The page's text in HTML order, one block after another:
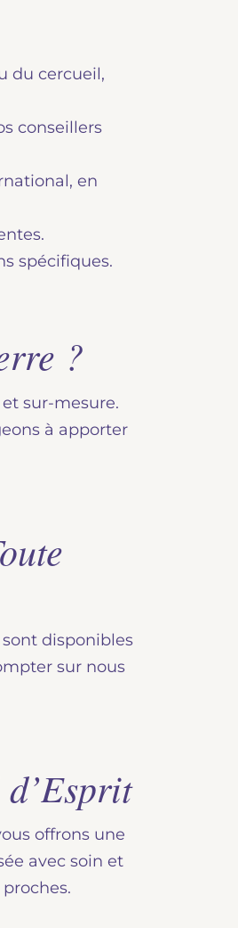
du cercueil,
conseillers
en
spécifiques.
?
sur-mesure.
à apporter
disponibles
sur nous
offrons une
avec soin et